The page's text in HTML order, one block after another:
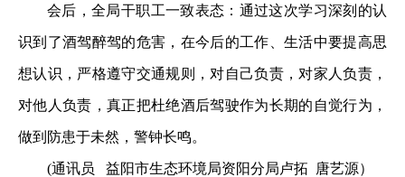
会后，全局干职工一致表态：通过这次学习深刻的认
识到了酒驾醉驾的危害，在今后的工作、生活中要提高思
想认识，严格遵守交通规则，对自己负责，对家人负责，
对他人负责，真正把杜绝酒后驾驶作为长期的自觉行为，
做到防患于未然，警钟长鸣。
(通讯员 益阳市生态环境局资阳分局卢拓 唐艺源）